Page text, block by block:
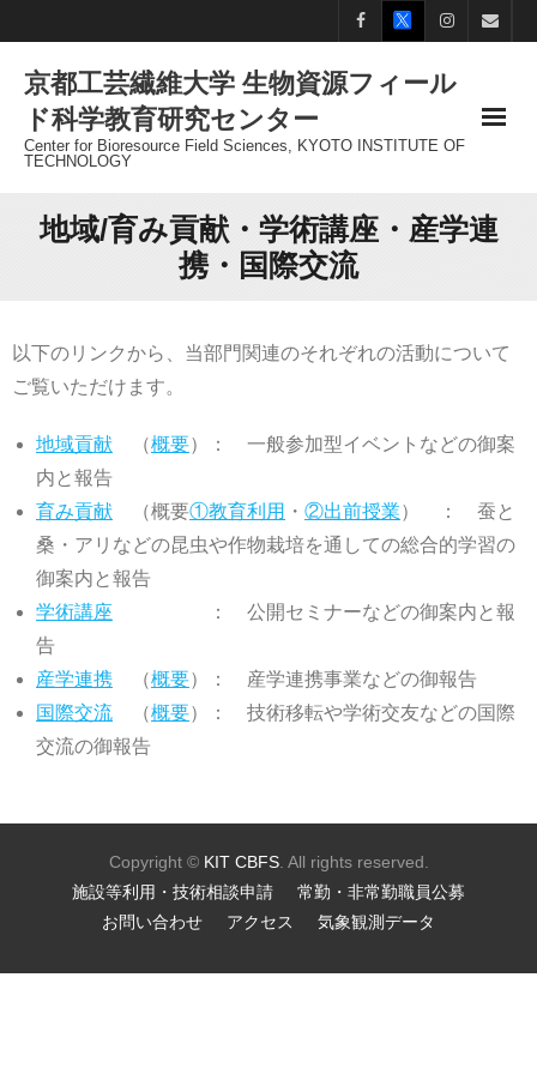
to
content
京都工芸繊維大学 生物資源フィール
ド科学教育研究センター
Center for Bioresource Field Sciences, KYOTO INSTITUTE OF
TECHNOLOGY
地域/育み貢献・学術講座・産学連
携・国際交流
以下のリンクから、当部門関連のそれぞれの活動について
ご覧いただけます。
地域貢献 （概要）： 一般参加型イベントなどの御案
内と報告
育み貢献 （概要①教育利用 ・ ②出前授業） ： 蚕と
桑・アリなどの昆虫や作物栽培を通しての総合的学習の
御案内と報告
学術講座
： 公開セミナーなどの御案内と報
告
産学連携 （概要）： 産学連携事業などの御報告
国際交流 （概要）： 技術移転や学術交友などの国際
交流の御報告
Copyright © KIT CBFS. All rights reserved.
施設等利用・技術相談申請
常勤・非常勤職員公募
お問い合わせ
アクセス 気象観測データ